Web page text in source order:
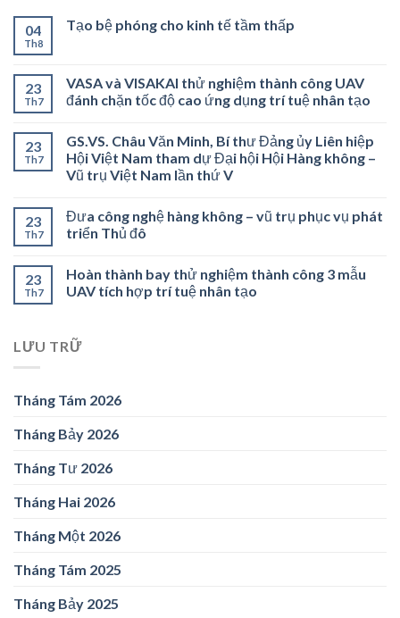
04
Th8
Tạo bệ phóng cho kinh tế tầm thấp
23
Th7
VASA và VISAKAI thử nghiệm thành công UAV
đánh chặn tốc độ cao ứng dụng trí tuệ nhân tạo
23
Th7
GS.VS. Châu Văn Minh, Bí thư Đảng ủy Liên hiệp
Hội Việt Nam tham dự Đại hội Hội Hàng không –
Vũ trụ Việt Nam lần thứ V
23
Th7
Đưa công nghệ hàng không – vũ trụ phục vụ phát
triển Thủ đô
23
Th7
Hoàn thành bay thử nghiệm thành công 3 mẫu
UAV tích hợp trí tuệ nhân tạo
LƯU TRỮ
Tháng Tám 2026
Tháng Bảy 2026
Tháng Tư 2026
Tháng Hai 2026
Tháng Một 2026
Tháng Tám 2025
Tháng Bảy 2025